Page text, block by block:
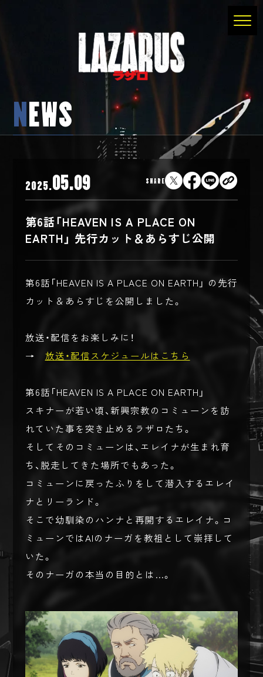
NEWS
2025.05.09 SHARE
第6話「HEAVEN IS A PLACE ON
EARTH」 先行カット＆あらすじ公開
第6話「HEAVEN IS A PLACE ON EARTH」 の先行
カット＆あらすじを公開しました。
放送・配信をお楽しみに！
→ 放送・配信スケジュールはこちら
第6話「HEAVEN IS A PLACE ON EARTH」
スキナーが若い頃、新興宗教のコミューンを訪
れていた事を突き止めるラザロたち。
そしてそのコミューンは、エレイナが生まれ育
ち、脱走してきた場所でもあった。
コミューンに戻ったふりをして潜入するエレイ
ナとリーランド。
そこで幼馴染のハンナと再開するエレイナ。コ
ミューンではAIのナーガを教祖として崇拝して
いた。
そのナーガの本当の目的とは…。